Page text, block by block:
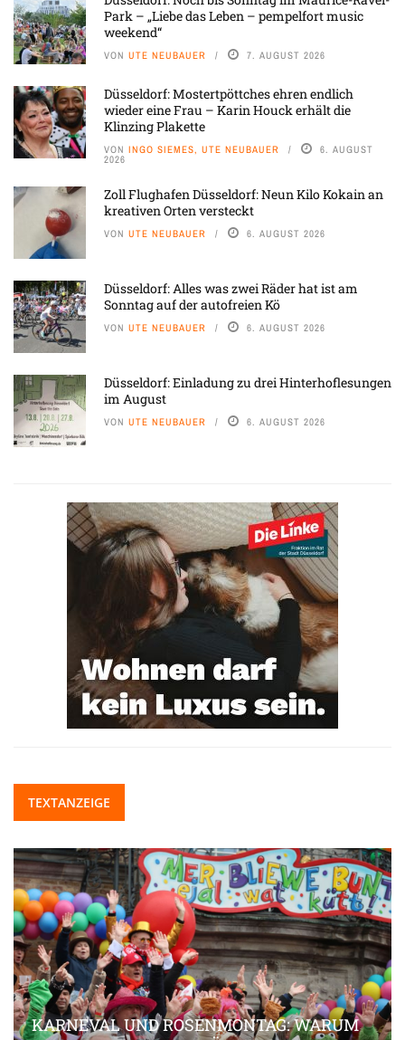
Park – „Liebe das Leben – pempelfort music
weekend“
VON UTE NEUBAUER 7. AUGUST 2026
Düsseldorf: Mostertpöttches ehren endlich
wieder eine Frau – Karin Houck erhält die
Klinzing Plakette
VON INGO SIEMES, UTE NEUBAUER 6. AUGUST
2026
Zoll Flughafen Düsseldorf: Neun Kilo Kokain an
kreativen Orten versteckt
VON UTE NEUBAUER 6. AUGUST 2026
Düsseldorf: Alles was zwei Räder hat ist am
Sonntag auf der autofreien Kö
VON UTE NEUBAUER 6. AUGUST 2026
Düsseldorf: Einladung zu drei Hinterhoflesungen
im August
VON UTE NEUBAUER 6. AUGUST 2026
TEXTANZEIGE
KARNEVAL UND ROSENMONTAG: WARUM